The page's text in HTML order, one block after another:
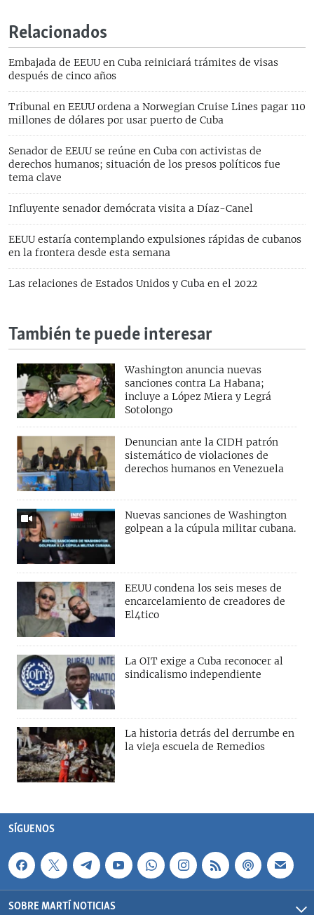
Relacionados
Embajada de EEUU en Cuba reiniciará trámites de visas
después de cinco años
Tribunal en EEUU ordena a Norwegian Cruise Lines pagar 110
millones de dólares por usar puerto de Cuba
Senador de EEUU se reúne en Cuba con activistas de
derechos humanos; situación de los presos políticos fue
tema clave
Influyente senador demócrata visita a Díaz-Canel
EEUU estaría contemplando expulsiones rápidas de cubanos
en la frontera desde esta semana
Las relaciones de Estados Unidos y Cuba en el 2022
También te puede interesar
Washington anuncia nuevas
sanciones contra La Habana;
incluye a López Miera y Legrá
Sotolongo
Denuncian ante la CIDH patrón
sistemático de violaciones de
derechos humanos en Venezuela
Nuevas sanciones de Washington
golpean a la cúpula militar cubana.
EEUU condena los seis meses de
encarcelamiento de creadores de
El4tico
La OIT exige a Cuba reconocer al
sindicalismo independiente
La historia detrás del derrumbe en
la vieja escuela de Remedios
SÍGUENOS
SOBRE MARTÍ NOTICIAS